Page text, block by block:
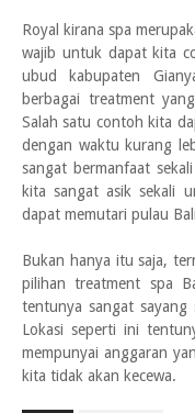
Royal kirana spa
wajib untuk dapat kita
ubud kabupaten
berbagai treatment
Salah satu contoh kita
dengan waktu kurang
sangat bermanfaat
kita sangat asik sekali
dapat memutari pulau
Bukan hanya itu saja,
pilihan treatment spa
tentunya sangat sayang
Lokasi seperti ini
mempunyai anggaran
kita tidak akan kecewa.